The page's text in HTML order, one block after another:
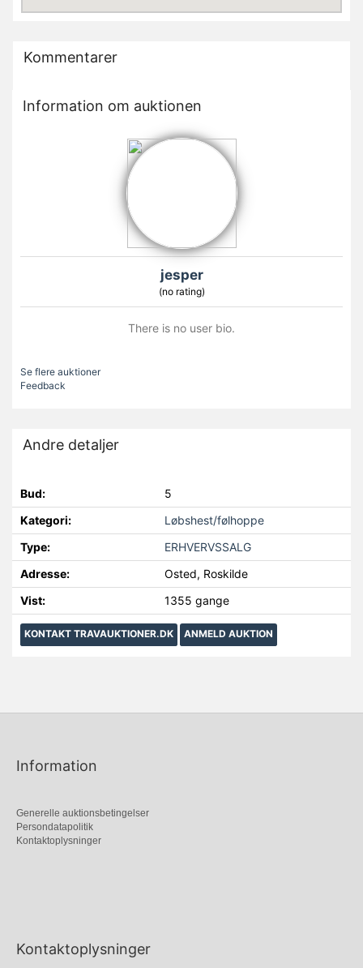
Kommentarer
Information om auktionen
jesper
(no rating)
There is no user bio.
Se flere auktioner
Feedback
Andre detaljer
Bud:
5
Kategori:
Løbshest/følhoppe
Type:
ERHVERVSSALG
Adresse:
Osted, Roskilde
Vist:
1355 gange
KONTAKT TRAVAUKTIONER.DK ANMELD AUKTION
Information
Generelle auktionsbetingelser
Persondatapolitik
Kontaktoplysninger
Kontaktoplysninger